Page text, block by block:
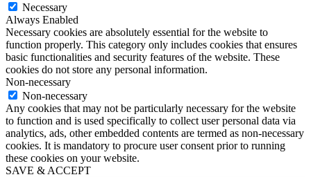
Necessary
Always Enabled
Necessary cookies are absolutely essential for the website to
function properly. This category only includes cookies that ensures
basic functionalities and security features of the website. These
cookies do not store any personal information.
Non-necessary
Non-necessary
Any cookies that may not be particularly necessary for the website
to function and is used specifically to collect user personal data via
analytics, ads, other embedded contents are termed as non-necessary
cookies. It is mandatory to procure user consent prior to running
these cookies on your website.
SAVE & ACCEPT